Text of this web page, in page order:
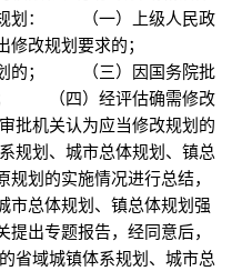
规划： （一）上级人民政
出修改规划要求的；
划的； （三）因国务院批
； （四）经评估确需修改
机关认为应当修改规划的
划、城市总体规划、镇总
划的实施情况进行总结，
市总体规划、镇总体规划强
出专题报告，经同意后，
域城镇体系规划、城市总